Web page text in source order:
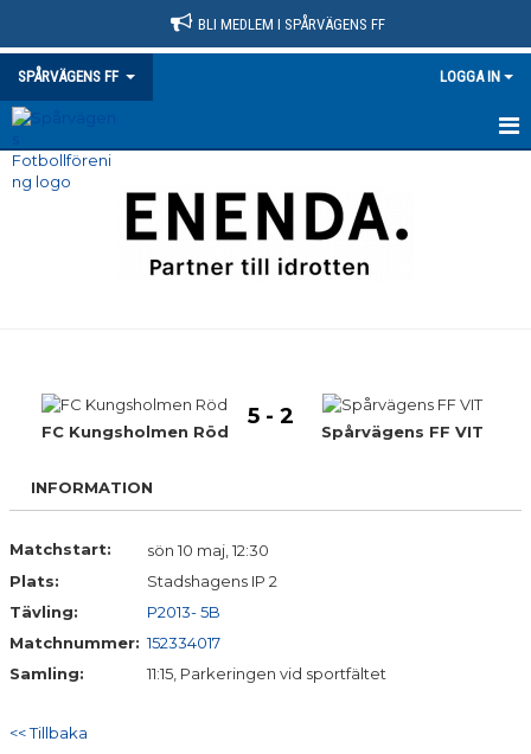
BLI MEDLEM I SPÅRVÄGENS FF
SPÅRVÄGENS FF LOGGA IN
HEM
KALENDER
MATCHER
DOKUMENT
FC Kungsholmen Röd
5 - 2
Spårvägens FF VIT
INFORMATION
Matchstart:
sön 10 maj, 12:30
Plats:
Stadshagens IP 2
Tävling:
P2013- 5B
Matchnummer: 152334017
Samling:
11:15, Parkeringen vid sportfältet
<< Tillbaka